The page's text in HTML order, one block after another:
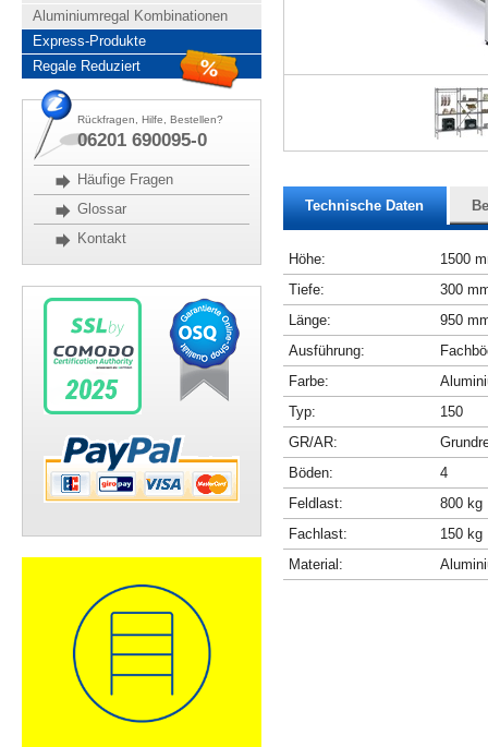
Aluminiumregal Kombinationen
Express-Produkte
Regale Reduziert
Rückfragen, Hilfe, Bestellen?
06201 690095-0
Häufige Fragen
Glossar
Kontakt
Technische Daten
Höhe:
1500
Tiefe:
300
Länge:
950
Ausführung:
Farbe:
Typ:
150
GR/AR:
Böden:
4
Feldlast:
800 kg
Fachlast:
150 kg
Material: